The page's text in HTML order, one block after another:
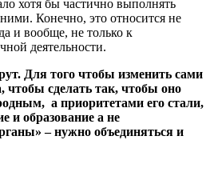
хотя бы частично выполнять
ними. Конечно, это относится не
и вообще, не только к
деятельности.
Для того чтобы изменить сами
чтобы сделать так, чтобы оно
а приоритетами его стали,
и образование а не
– нужно объединяться и